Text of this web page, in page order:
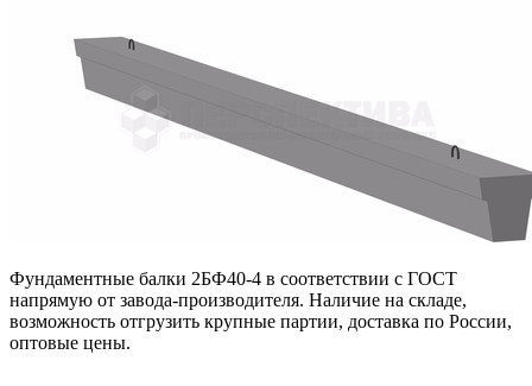
Фундаментные балки 2БФ40-4 в соответствии с ГОСТ
напрямую от завода-производителя. Наличие на складе,
возможность отгрузить крупные партии, доставка по России,
оптовые цены.